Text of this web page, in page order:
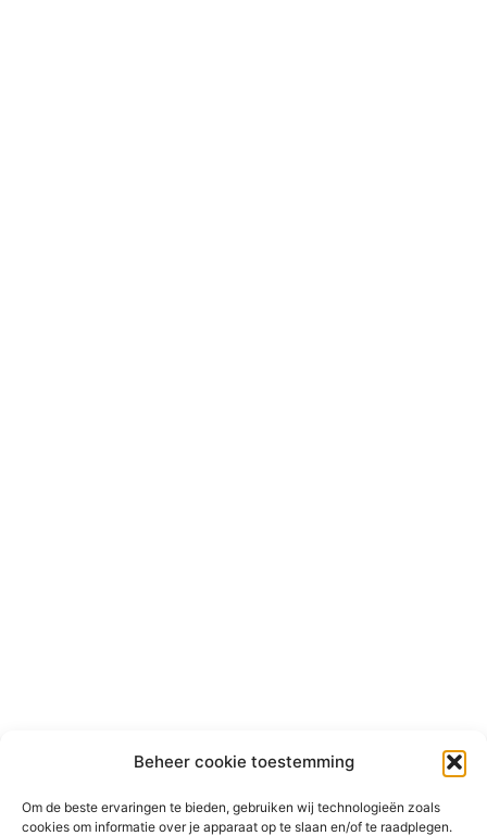
Beheer cookie toestemming
Om de beste ervaringen te bieden, gebruiken wij technologieën zoals
cookies om informatie over je apparaat op te slaan en/of te raadplegen.